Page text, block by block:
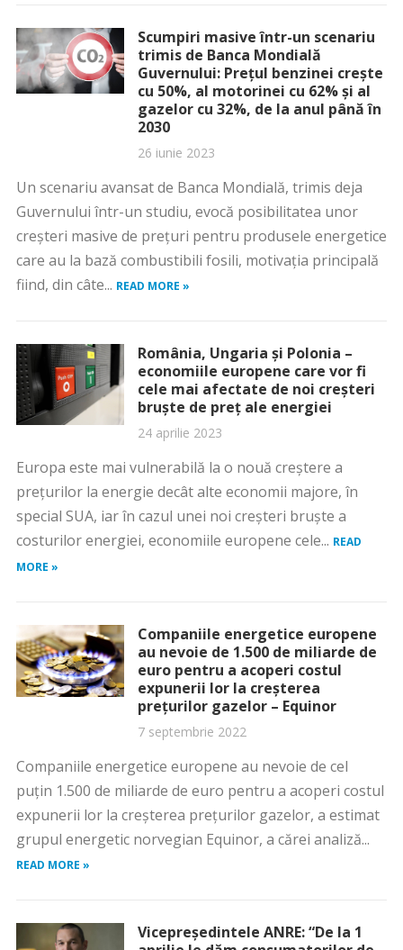
Scumpiri masive într-un scenariu
trimis de Banca Mondială
Guvernului: Prețul benzinei crește
cu 50%, al motorinei cu 62% și al
gazelor cu 32%, de la anul până în
2030
26 iunie 2023
Un scenariu avansat de Banca Mondială, trimis deja
Guvernului într-un studiu, evocă posibilitatea unor
creșteri masive de prețuri pentru produsele energetice
care au la bază combustibili fosili, motivația principală
fiind, din câte... READ MORE »
România, Ungaria și Polonia –
economiile europene care vor fi
cele mai afectate de noi creșteri
bruște de preț ale energiei
24 aprilie 2023
Europa este mai vulnerabilă la o nouă creştere a
preţurilor la energie decât alte economii majore, în
special SUA, iar în cazul unei noi creşteri bruşte a
costurilor energiei, economiile europene cele... READ
MORE »
Companiile energetice europene
au nevoie de 1.500 de miliarde de
euro pentru a acoperi costul
expunerii lor la creşterea
preţurilor gazelor – Equinor
7 septembrie 2022
Companiile energetice europene au nevoie de cel
puţin 1.500 de miliarde de euro pentru a acoperi costul
expunerii lor la creşterea preţurilor gazelor, a estimat
grupul energetic norvegian Equinor, a cărei analiză...
READ MORE »
Vicepreședintele ANRE: “De la 1